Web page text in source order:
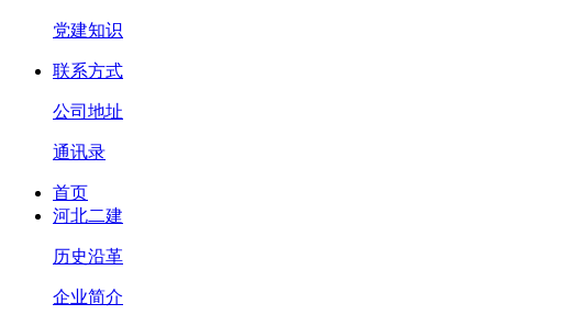
党建知识
联系方式
公司地址
通讯录
首页
河北二建
历史沿革
企业简介